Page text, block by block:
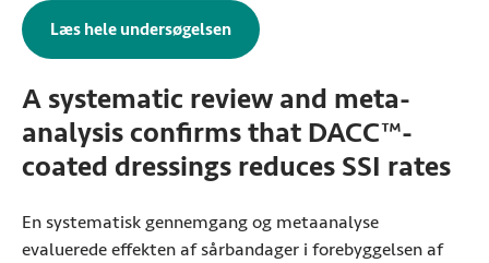
Læs hele undersøgelsenom reducerede rater af
A systematic review and meta-
analysis confirms that DACC™-
coated dressings reduces SSI rates
En systematisk gennemgang og metaanalyse
evaluerede effekten af sårbandager i forebyggelsen af